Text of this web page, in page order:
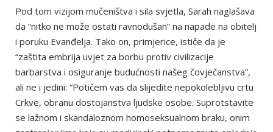
Pod tom vizijom mučeništva i sila svjetla, Sarah naglašava
da “nitko ne može ostati ravnodušan” na napade na obitelj
i poruku Evanđelja. Tako on, primjerice, ističe da je
“zaštita embrija uvjet za borbu protiv civilizacije
barbarstva i osiguranje budućnosti našeg čovječanstva”,
ali ne i jedini: “Potičem vas da slijedite nepokolebljivu crtu
Crkve, obranu dostojanstva ljudske osobe. Suprotstavite
se lažnom i skandaloznom homoseksualnom braku, onim